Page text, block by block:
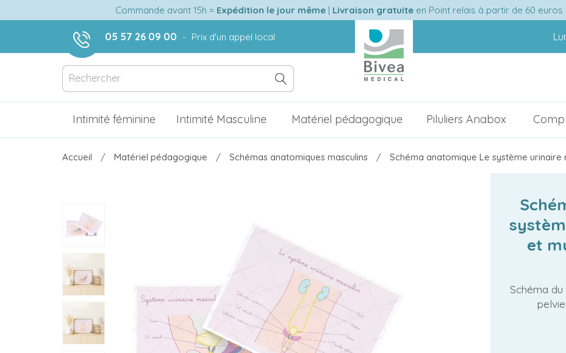
Commande avant 15h = Expédition le jour même| Livraison gratuiteen Point relais à partir de 60
05 57 26 09 00 - Prix d'un appel local
Intimité féminine Intimité Masculine Matériel pédagogique Piluliers Anabox
Accueil Matériel pédagogique Schémas anatomiques masculins Schéma anatomique Le système urinaire
et
Schéma